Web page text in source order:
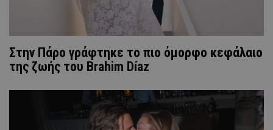
Στην Πάρο γράφτηκε το πιο όμορφο κεφάλαιο
της ζωής του Brahim Díaz